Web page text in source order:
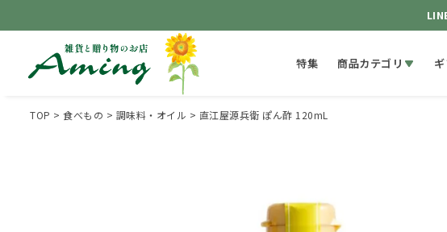
特集 商品カテゴリ
TOP 食べもの 調味料・オイル 直江屋源兵衛 ぽん酢 120mL